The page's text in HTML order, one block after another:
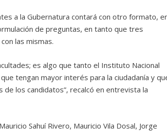
a la Gubernatura contará con otro formato,
de preguntas, en tanto que tres
las mismas.
es algo que tanto el Instituto Nacional
tengan mayor interés para la ciudadanía y
los candidatos”, recalcó en entrevista la
Sahuí Rivero, Mauricio Vila Dosal, Jorge